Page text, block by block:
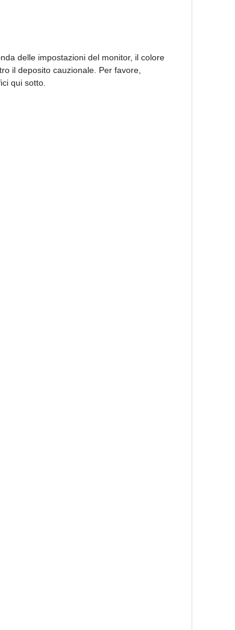
delle impostazioni del monitor, il colore
il deposito cauzionale. Per favore,
qui sotto.